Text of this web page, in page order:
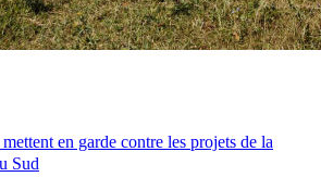
en garde contre les projets de la
Sud